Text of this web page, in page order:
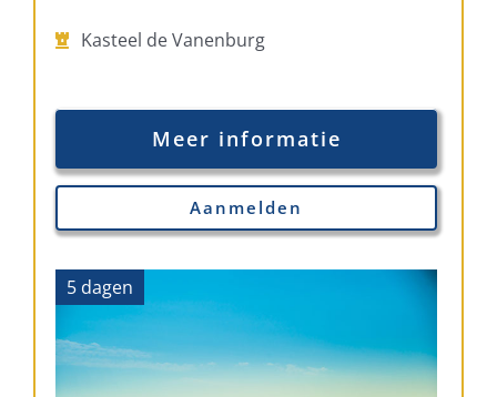
Kasteel de Vanenburg
Meer informatie
Aanmelden
5 dagen